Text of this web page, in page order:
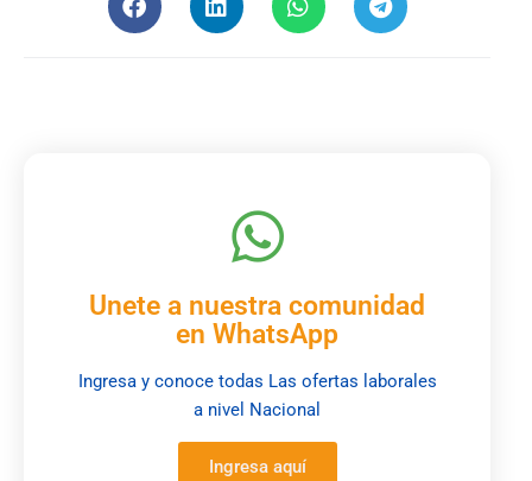
Unete a nuestra comunidad
en WhatsApp
Ingresa y conoce todas Las ofertas laborales
a nivel Nacional
Ingresa aquí